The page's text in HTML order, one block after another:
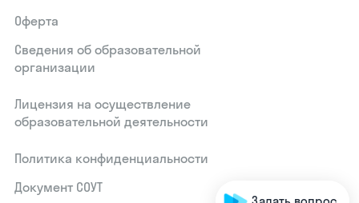
Оферта
Сведения об образовательной
организации
Лицензия на осуществление
образовательной деятельности
Политика конфиденциальности
Документ СОУТ